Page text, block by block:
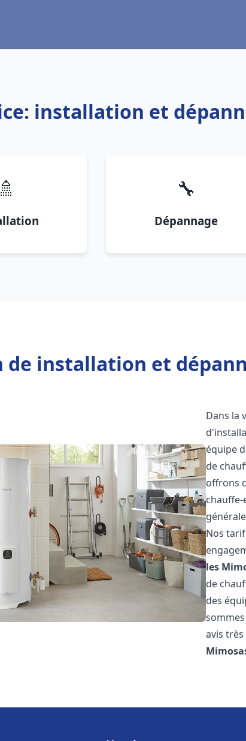
installation et
🚿 🔧
Dépannage
de installation et
Dans la
équipe
de
offrons
Nos
les
de
des
avis